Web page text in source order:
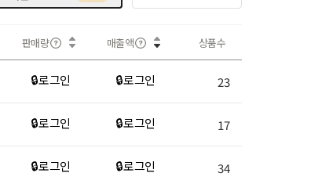
판매량 매출액 상품수
🔒 로그인 🔒 로그인 23
🔒 로그인 🔒 로그인 17
🔒 로그인 🔒 로그인 34